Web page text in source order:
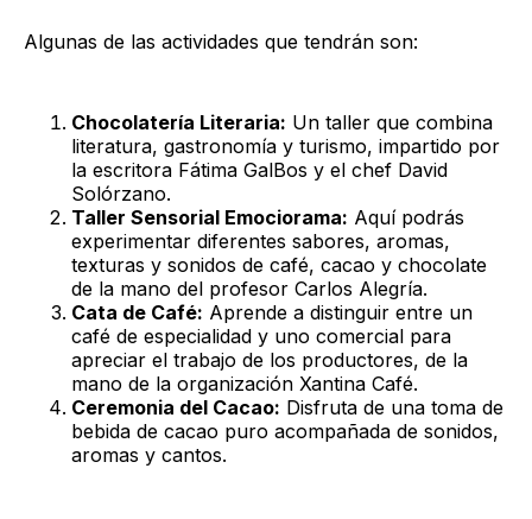
Algunas de las actividades que tendrán son:
Chocolatería Literaria: Un taller que combina
literatura, gastronomía y turismo, impartido por
la escritora Fátima GalBos y el chef David
Solórzano.
Taller Sensorial Emociorama: Aquí podrás
experimentar diferentes sabores, aromas,
texturas y sonidos de café, cacao y chocolate
de la mano del profesor Carlos Alegría.
Cata de Café: Aprende a distinguir entre un
café de especialidad y uno comercial para
apreciar el trabajo de los productores, de la
mano de la organización Xantina Café.
Ceremonia del Cacao: Disfruta de una toma de
bebida de cacao puro acompañada de sonidos,
aromas y cantos.